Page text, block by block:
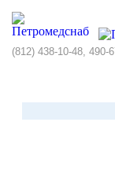
(812) 438-10-48, 490-